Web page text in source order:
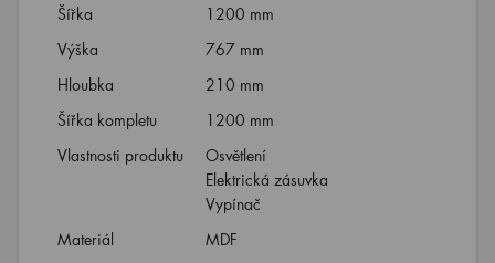
Šířka
1200 mm
Výška
767 mm
Hloubka
210 mm
Šířka kompletu
1200 mm
Vlastnosti produktu
Osvětlení
Elektrická zásuvka
Vypínač
Materiál
MDF